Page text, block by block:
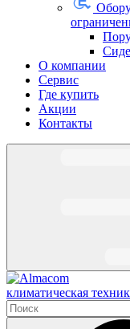
О компании
Сервис
Где купить
Акции
Контакты
климатическая